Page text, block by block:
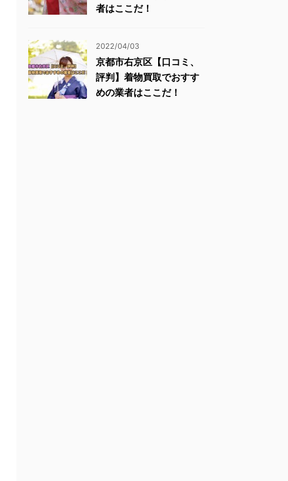
者はここだ！
2022/04/03
京都市右京区【口コミ、
評判】着物買取でおすす
めの業者はここだ！